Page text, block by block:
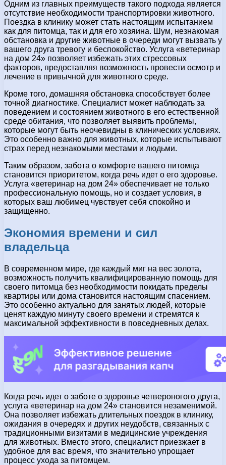
Одним из главных преимуществ такого подхода является
отсутствие необходимости транспортировки животного.
Поездка в клинику может стать настоящим испытанием
как для питомца, так и для его хозяина. Шум, незнакомая
обстановка и другие животные в очереди могут вызвать у
вашего друга тревогу и беспокойство. Услуга «ветеринар
на дом 24» позволяет избежать этих стрессовых
факторов, предоставляя возможность провести осмотр и
лечение в привычной для животного среде.
Кроме того, домашняя обстановка способствует более
точной диагностике. Специалист может наблюдать за
поведением и состоянием животного в его естественной
среде обитания, что позволяет выявить проблемы,
которые могут быть неочевидны в клинических условиях.
Это особенно важно для животных, которые испытывают
страх перед незнакомыми местами и людьми.
Таким образом, забота о комфорте вашего питомца
становится приоритетом, когда речь идет о его здоровье.
Услуга «ветеринар на дом 24» обеспечивает не только
профессиональную помощь, но и создает условия, в
которых ваш любимец чувствует себя спокойно и
защищенно.
Экономия времени и сил
владельца
В современном мире, где каждый миг на вес золота,
возможность получить квалифицированную помощь для
своего питомца без необходимости покидать пределы
квартиры или дома становится настоящим спасением.
Это особенно актуально для занятых людей, которые
ценят каждую минуту своего времени и стремятся к
максимальной эффективности в повседневных делах.
Когда речь идет о заботе о здоровье четвероногого друга,
услуга «ветеринар на дом 24» становится незаменимой.
Она позволяет избежать длительных поездок в клинику,
ожидания в очередях и других неудобств, связанных с
традиционными визитами в медицинские учреждения
для животных. Вместо этого, специалист приезжает в
удобное для вас время, что значительно упрощает
процесс ухода за питомцем.